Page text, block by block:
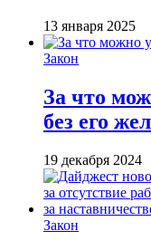
13 января 2025
Закон
За что
без его
19 декабря 2024
Закон